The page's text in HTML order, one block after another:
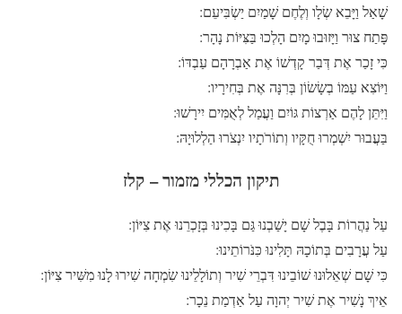
שָׁאַל וַיָּבֵא שְׂלָו וְלֶחֶם שָׁמַיִם יַשְׂבִּיעֵם:
פָּתַח צוּר וַיָּזוּבוּ מָיִם הָלְכוּ בַּצִּיּוֹת נָהָר:
כִּי זָכַר אֶת דְּבַר קָדְשׁוֹ אֶת אַבְרָהָם עַבְדּוֹ:
וַיּוֹצִא עַמּוֹ בְשָׂשׂוֹן בְּרִנָּה אֶת בְּחִירָיו:
וַיִּתֵּן לָהֶם אַרְצוֹת גּוֹיִם וַעֲמַל לְאֻמִּים יִירָשׁוּ:
בַּעֲבוּר יִשְׁמְרוּ חֻקָּיו וְתוֹרֹתָיו יִנְצֹרוּ הַלְלוּיָהּ:
תיקון הכללי מזמור – קלז
עַל נַהֲרוֹת בָּבֶל שָׁם יָשַׁבְנוּ גַּם בָּכִינוּ בְּזָכְרֵנוּ אֶת צִיּוֹן:
עַל עֲרָבִים בְּתוֹכָהּ תָּלִינוּ כִּנֹּרוֹתֵינוּ:
כִּי שָׁם שְׁאֵלוּנוּ שׁוֹבֵינוּ דִּבְרֵי שִׁיר וְתוֹלָלֵינוּ שִׂמְחָה שִׁירוּ לָנוּ מִשִּׁיר צִיּוֹן:
אֵיךְ נָשִׁיר אֶת שִׁיר יְהוָה עַל אַדְמַת נֵכָר: